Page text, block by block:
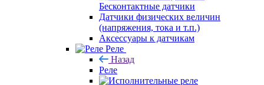
Бесконтактные датчики
Датчики физических величин
(напряжения, тока и т.п.)
Аксессуары к датчикам
Реле
Назад
Реле